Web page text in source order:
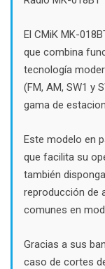
El CMiK MK-
que combina
tecnología
(FM, AM, SW1 y
gama de
Este modelo en
que facilita su
también
reproducción de
comunes en
Gracias a sus
caso de cortes